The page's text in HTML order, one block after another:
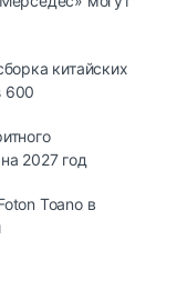
китайских
600
2027 год
Toano в